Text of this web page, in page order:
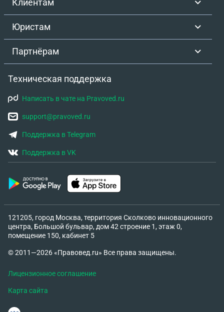
Клиентам
Юристам
Партнёрам
Техническая поддержка
Написать в чате на Pravoved.ru
support@pravoved.ru
Поддержка в Telegram
Поддержка в VK
121205, город Москва, территория Сколково инновационного
центра, Большой бульвар, дом 42 строение 1, этаж 0,
помещение 150, кабинет 5
© 2011—2026 «Правовед.ru» Все права защищены.
Лицензионное соглашение
Карта сайта